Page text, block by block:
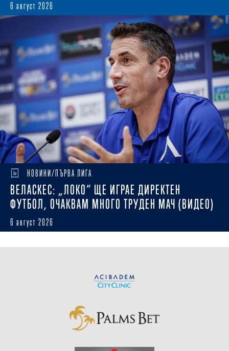
6 август 2026
НОВИНИ/ПЪРВА ЛИГА
ВЕЛАСКЕС: „ЛОКО“ ЩЕ ИГРАЕ ДИРЕКТЕН
ФУТБОЛ, ОЧАКВАМ МНОГО ТРУДЕН МАЧ (ВИДЕО)
6 август 2026